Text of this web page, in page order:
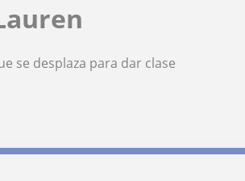
se desplaza para dar clase